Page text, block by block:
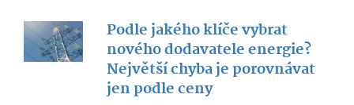
Podle jakého klíče vybrat
nového dodavatele energie?
Největší chyba je porovnávat
jen podle ceny